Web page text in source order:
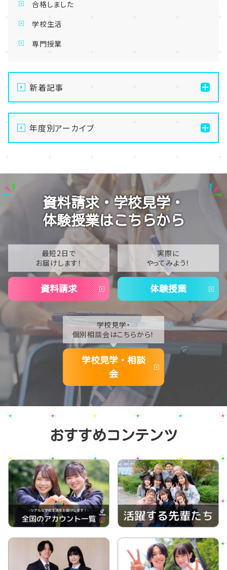
合格しました
学校生活
専門授業
新着記事
【宇都宮】手先を動かして無心になる🧶最高のデジタル
デトックス、はじめませんか？
【宇都宮】生徒会夏祭りを開催しました✨～第二段～
【宇都宮】校舎閉鎖期間のお知らせ🍉🌻
【宇都宮】推し活ネイルも楽しんじゃいます✊💕
年度別アーカイブ
2025
2024
資料請求・学校見学・
体験授業はこちらから
最短2日で
お届けします！
資料請求
実際に
やってみよう！
体験授業
学校見学・
個別相談会はこちらから！
学校見学・相談
会
おすすめコンテンツ